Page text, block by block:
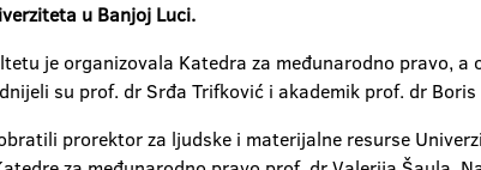
u Banjoj Luci.
je organizovala Katedra za međunarodno pravo,
su prof. dr Srđa Trifković i akademik prof. dr
prorektor za ljudske i materijalne resurse